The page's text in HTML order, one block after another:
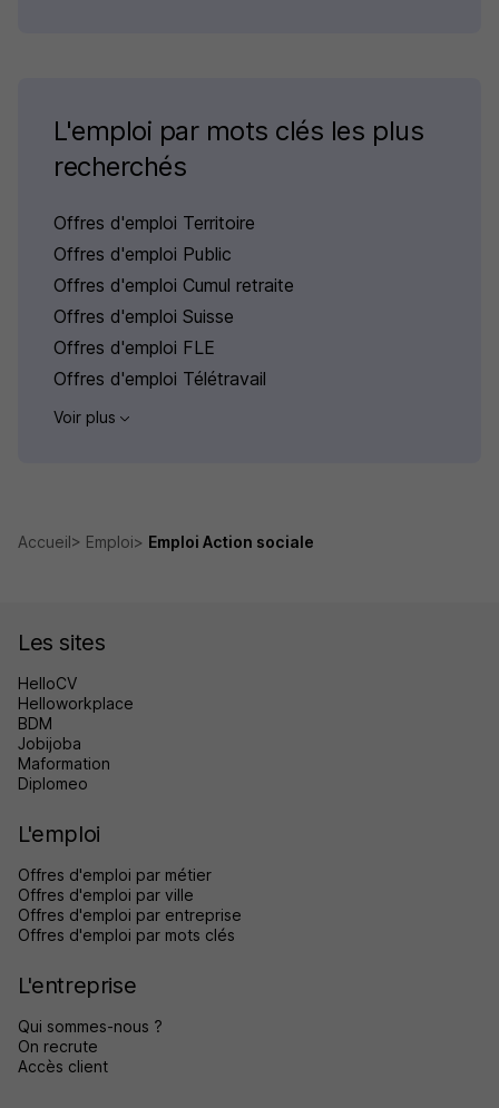
L'emploi par mots clés les plus
recherchés
Offres d'emploi Territoire
Offres d'emploi Public
Offres d'emploi Cumul retraite
Offres d'emploi Suisse
Offres d'emploi FLE
Offres d'emploi Télétravail
Voir plus
Accueil Emploi Emploi Action sociale
Les sites
HelloCV
Helloworkplace
BDM
Jobijoba
Maformation
Diplomeo
L'emploi
Offres d'emploi par métier
Offres d'emploi par ville
Offres d'emploi par entreprise
Offres d'emploi par mots clés
L'entreprise
Qui sommes-nous ?
On recrute
Accès client